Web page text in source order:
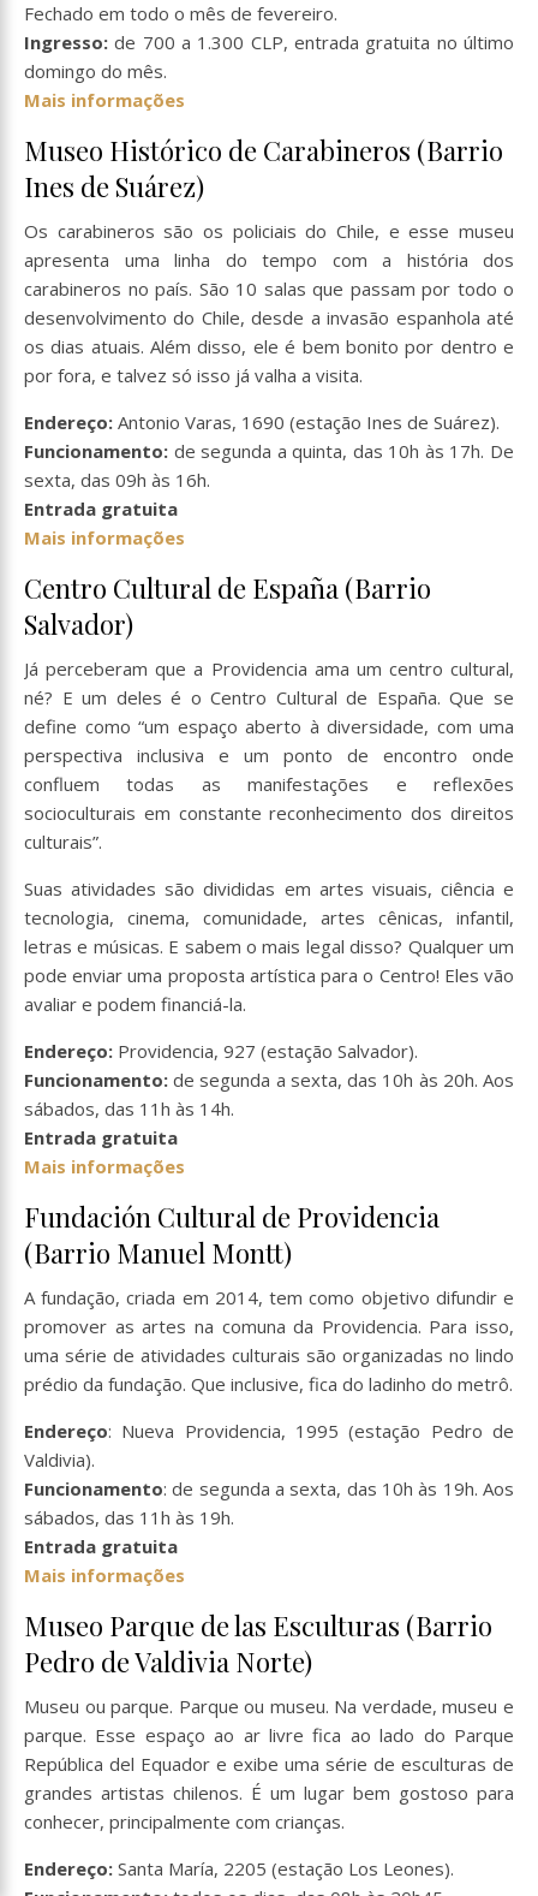
Fechado em todo o mês de fevereiro.
Ingresso:de 700 a 1.300 CLP, entrada gratuita no último
domingo do mês.
Mais informações
Museo Histórico de Carabineros (Barrio
Ines de Suárez)
Os carabineros são os policiais do Chile, e esse museu
apresenta uma linha do tempo com a história dos
carabineros no país. São 10 salas que passam por todo o
desenvolvimento do Chile, desde a invasão espanhola até
os dias atuais. Além disso, ele é bem bonito por dentro e
por fora, e talvez só isso já valha a visita.
Endereço: Antonio Varas, 1690 (estação Ines de Suárez).
Funcionamento: de segunda a quinta, das 10h às 17h. De
sexta, das 09h às 16h.
Entrada gratuita
Mais informações
Centro Cultural de España (Barrio
Salvador)
Já perceberam que a Providencia ama um centro cultural,
né? E um deles é o Centro Cultural de España. Que se
define como “um espaço aberto à diversidade, com uma
perspectiva inclusiva e um ponto de encontro onde
confluem todas as manifestações e reflexões
socioculturais em constante reconhecimento dos direitos
culturais”.
Suas atividades são divididas em artes visuais, ciência e
tecnologia, cinema, comunidade, artes cênicas, infantil,
letras e músicas. E sabem o mais legal disso? Qualquer um
pode enviar uma proposta artística para o Centro! Eles vão
avaliar e podem financiá-la.
Endereço: Providencia, 927 (estação Salvador).
Funcionamento:de segunda a sexta, das 10h às 20h. Aos
sábados, das 11h às 14h.
Entrada gratuita
Mais informações
Fundación Cultural de Providencia
(Barrio Manuel Montt)
A fundação, criada em 2014, tem como objetivo difundir e
promover as artes na comuna da Providencia. Para isso,
uma série de atividades culturais são organizadas no lindo
prédio da fundação. Que inclusive, fica do ladinho do metrô.
Endereço: Nueva Providencia, 1995 (estação Pedro de
Valdivia).
Funcionamento: de segunda a sexta, das 10h às 19h. Aos
sábados, das 11h às 19h.
Entrada gratuita
Mais informações
Museo Parque de las Esculturas (Barrio
Pedro de Valdivia Norte)
Museu ou parque. Parque ou museu. Na verdade, museu e
parque. Esse espaço ao ar livre fica ao lado do Parque
República del Equador e exibe uma série de esculturas de
grandes artistas chilenos. É um lugar bem gostoso para
conhecer, principalmente com crianças.
Endereço: Santa María, 2205 (estação Los Leones).